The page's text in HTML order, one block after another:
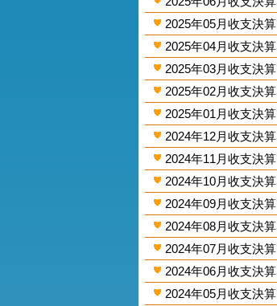
2025年05月收支決算
2025年04月收支決算
2025年03月收支決算
2025年02月收支決算
2025年01月收支決算
2024年12月收支決算
2024年11月收支決算
2024年10月收支決算
2024年09月收支決算
2024年08月收支決算
2024年07月收支決算
2024年06月收支決算
2024年05月收支決算